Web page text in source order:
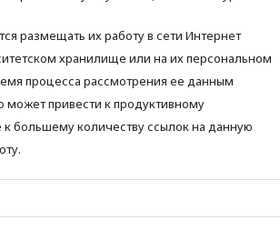
размещать их работу в сети Интернет
хранилище или на их персональном
процесса рассмотрения ее данным
может привести к продуктивному
большему количеству ссылок на данную